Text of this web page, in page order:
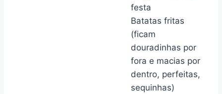
festa
Batatas fritas
(ficam
douradinhas por
fora e macias por
dentro, perfeitas,
sequinhas)